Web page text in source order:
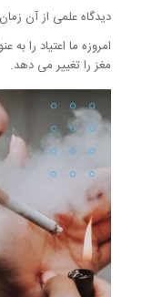
دیدگاه علمی از آن
امروزه ما اعتیاد را
مغز را تغییر می دهد.